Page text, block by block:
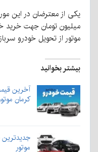
میلیون تومان جهت خرید
موتور از تحویل خودرو
بیشتر بخوانید
آخرین
کرمان
موتور